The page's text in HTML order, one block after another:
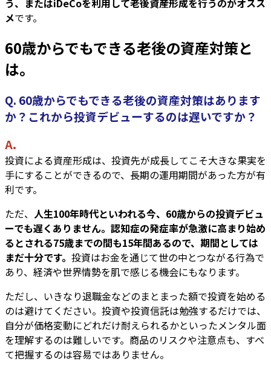
う、またはiDeCoを利用して老後資産形成を行うのがオスス
メです。
60歳からでもできる老後の資産対策と
は。
Q. 60歳からでもできる老後の資産対策はあります
か？これから投資デビューするのは遅いですか？
A.
投資による資産形成は、投資先が成長してこそ大きな果実を
手にすることができるので、長期の運用期間があった方が有
利です。
ただ、 人生100年時代といわれる今、60歳からの投資デビュ
ーでも遅くありません。認知症の発症率が急激に高まり始め
るとされる75歳までの間も15年間あるので、期間としては
まだ十分です。 投資はお金を通じて世の中とつながる行為で
あり、経済や世界情勢を肌で感じる機会にもなります。
ただし、いきなり退職金などのまとまった額で投資を始める
のは避けてください。投資や投資信託は勉強するだけでは、
自分が価格変動にどれだけ耐えられるかといったメンタル面
を理解するのは難しいです。商品のリスクや注意点も、すべ
て把握するのは容易ではありません。